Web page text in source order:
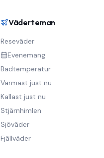
Väderteman
Reseväder
Evenemang
Badtemperatur
Varmast just nu
Kallast just nu
Stjärnhimlen
Sjöväder
Fjällväder